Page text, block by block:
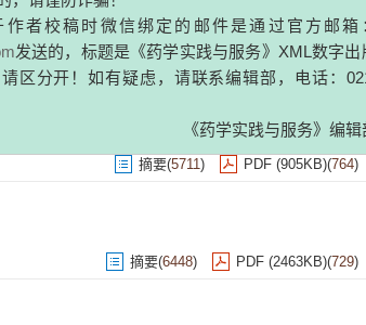
是编辑部X编辑，要求加作者微信的，或填写
防诈骗！
校稿时微信绑定的邮件是通过官方邮箱：
的，标题是《药学实践与服务》XML数字出版
！如有疑虑，请联系编辑部，电话：021-
《药学实践与服务》编辑部
摘要(5572 ) PDF (404KB)( 1667)
摘要(5711) PDF (905KB)(764)
摘要(6448) PDF (2463KB)(729)